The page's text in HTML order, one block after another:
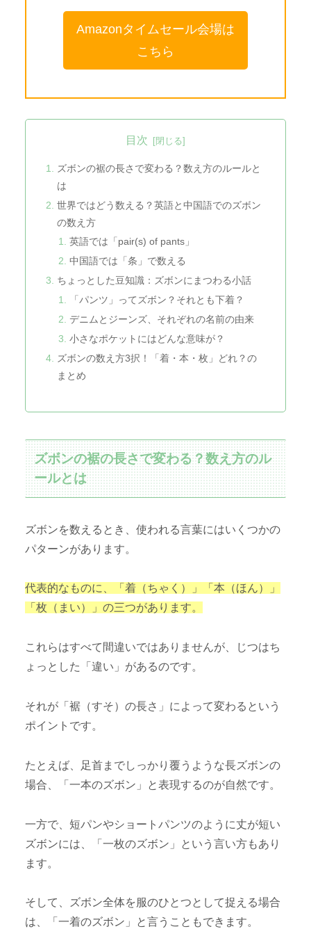
Amazonタイムセール会場は
こちら
目次
ズボンの裾の長さで変わる？数え方のルールと
は
世界ではどう数える？英語と中国語でのズボン
の数え方
英語では「pair(s) of pants」
中国語では「条」で数える
ちょっとした豆知識：ズボンにまつわる小話
「パンツ」ってズボン？それとも下着？
デニムとジーンズ、それぞれの名前の由来
小さなポケットにはどんな意味が？
ズボンの数え方3択！「着・本・枚」どれ？の
まとめ
ズボンの裾の長さで変わる？数え方のル
ールとは
ズボンを数えるとき、使われる言葉にはいくつかの
パターンがあります。
代表的なものに、「着（ちゃく）」「本（ほん）」
「枚（まい）」の三つがあります。
これらはすべて間違いではありませんが、じつはち
ょっとした「違い」があるのです。
それが「裾（すそ）の長さ」によって変わるという
ポイントです。
たとえば、足首までしっかり覆うような長ズボンの
場合、「一本のズボン」と表現するのが自然です。
一方で、短パンやショートパンツのように丈が短い
ズボンには、「一枚のズボン」という言い方もあり
ます。
そして、ズボン全体を服のひとつとして捉える場合
は、「一着のズボン」と言うこともできます。